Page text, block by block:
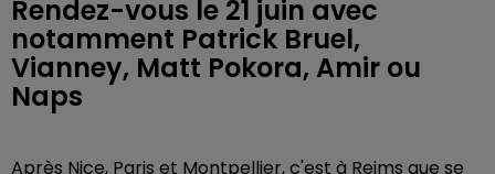
Rendez-vous le 21 juin avec
notamment Patrick Bruel,
Vianney, Matt Pokora, Amir ou
Naps
Après Nice, Paris et Montpellier, c'est à Reims que se